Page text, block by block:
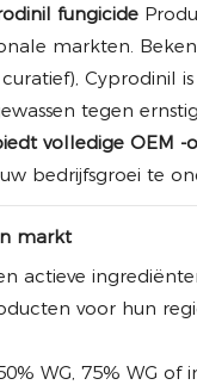
fungicide
markten.
Cyprodinil
tegen
volledige OEM -
bedrijfsgroei te
markt
actieve
voor hun
WG, 75% WG of